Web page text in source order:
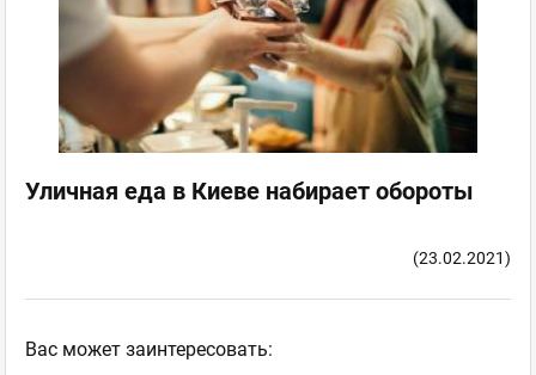
Уличная еда в Киеве набирает обороты
(23.02.2021)
Ваc может заинтересовать: